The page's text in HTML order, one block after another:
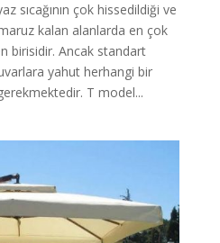
sıcağının çok hissedildiği ve
kalan alanlarda en çok
birisidir. Ancak standart
yahut herhangi bir
T model...